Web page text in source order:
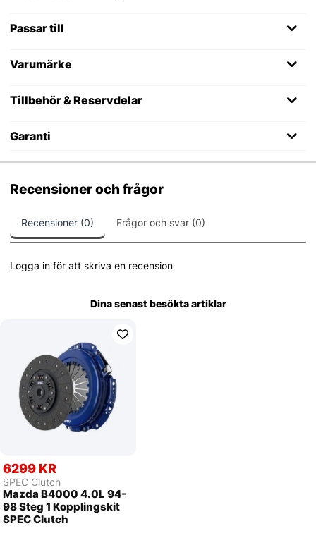
Passar till
Varumärke
Tillbehör & Reservdelar
Garanti
Recensioner och frågor
Recensioner (0) Frågor och svar (0)
Logga in för att skriva en recension
Dina senast besökta artiklar
6299 KR
SPEC Clutch
Mazda B4000 4.0L 94-
98 Steg 1 Kopplingskit
SPEC Clutch